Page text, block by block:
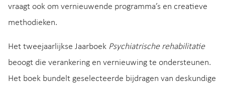
vraagt ook om vernieuwende programma’s en creatieve
methodieken.
Het tweejaarlijkse Jaarboek Psychiatrische rehabilitatie
beoogt die verankering en vernieuwing te ondersteunen.
Het boek bundelt geselecteerde bijdragen van deskundige